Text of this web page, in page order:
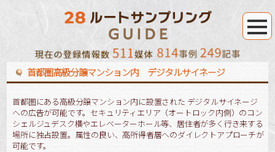
首都圏高級分譲マンション内 デジタルサイネージ
首都圏にある高級分譲マンション内に設置された デジタルサイネージ
への広告が可能です。セキュリティエリア（オートロック内側）のコン
シェルジュデスク横やエレベーターホール等、居住者が多く行き来する
場所に独占設置。属性の良い、高所得者層へのダイレクトアプローチが
可能です。